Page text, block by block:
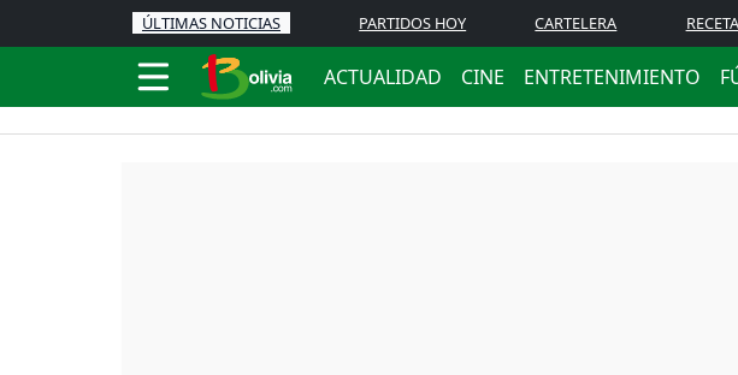
ÚLTIMAS NOTICIAS PARTIDOS HOY CARTELERA
ACTUALIDAD CINE ENTRETENIMIENTO